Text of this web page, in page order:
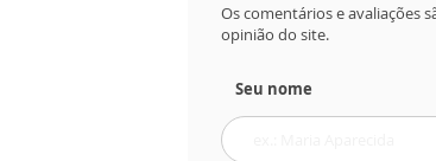
Os comentários e avaliações
opinião do site.
Seu nome